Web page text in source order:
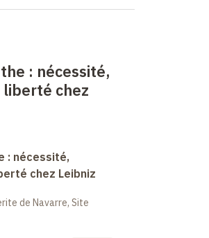
: nécessité,
chez
: nécessité,
chez Leibniz
de Navarre, Site